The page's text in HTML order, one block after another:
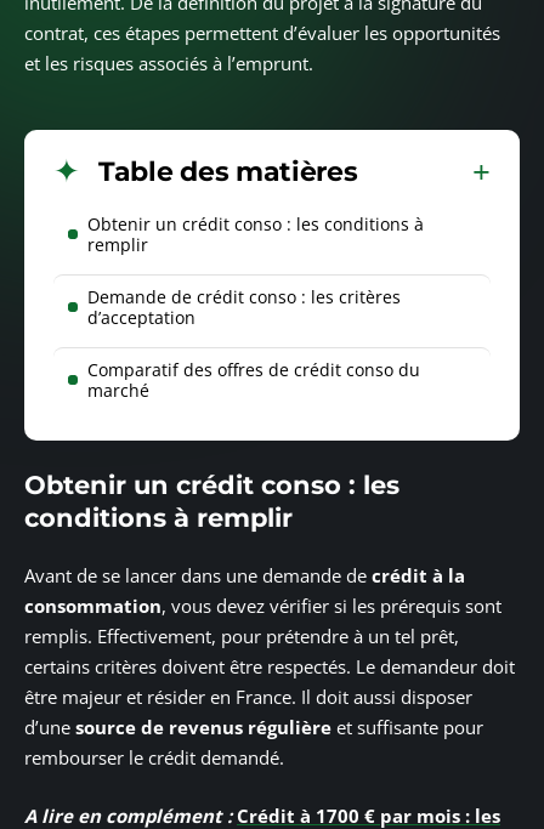
contrat, ces étapes permettent d’évaluer les opportunités
et les risques associés à l’emprunt.
Table des matières
Obtenir un crédit conso : les conditions à
remplir
Demande de crédit conso : les critères
d’acceptation
Comparatif des offres de crédit conso du
marché
Obtenir un crédit conso : les
conditions à remplir
Avant de se lancer dans une demande de crédit à la
consommation, vous devez vérifier si les prérequis sont
remplis. Effectivement, pour prétendre à un tel prêt,
certains critères doivent être respectés. Le demandeur doit
être majeur et résider en France. Il doit aussi disposer
d’une source de revenus régulière et suffisante pour
rembourser le crédit demandé.
A lire en complément : Crédit à 1700 € par mois : les